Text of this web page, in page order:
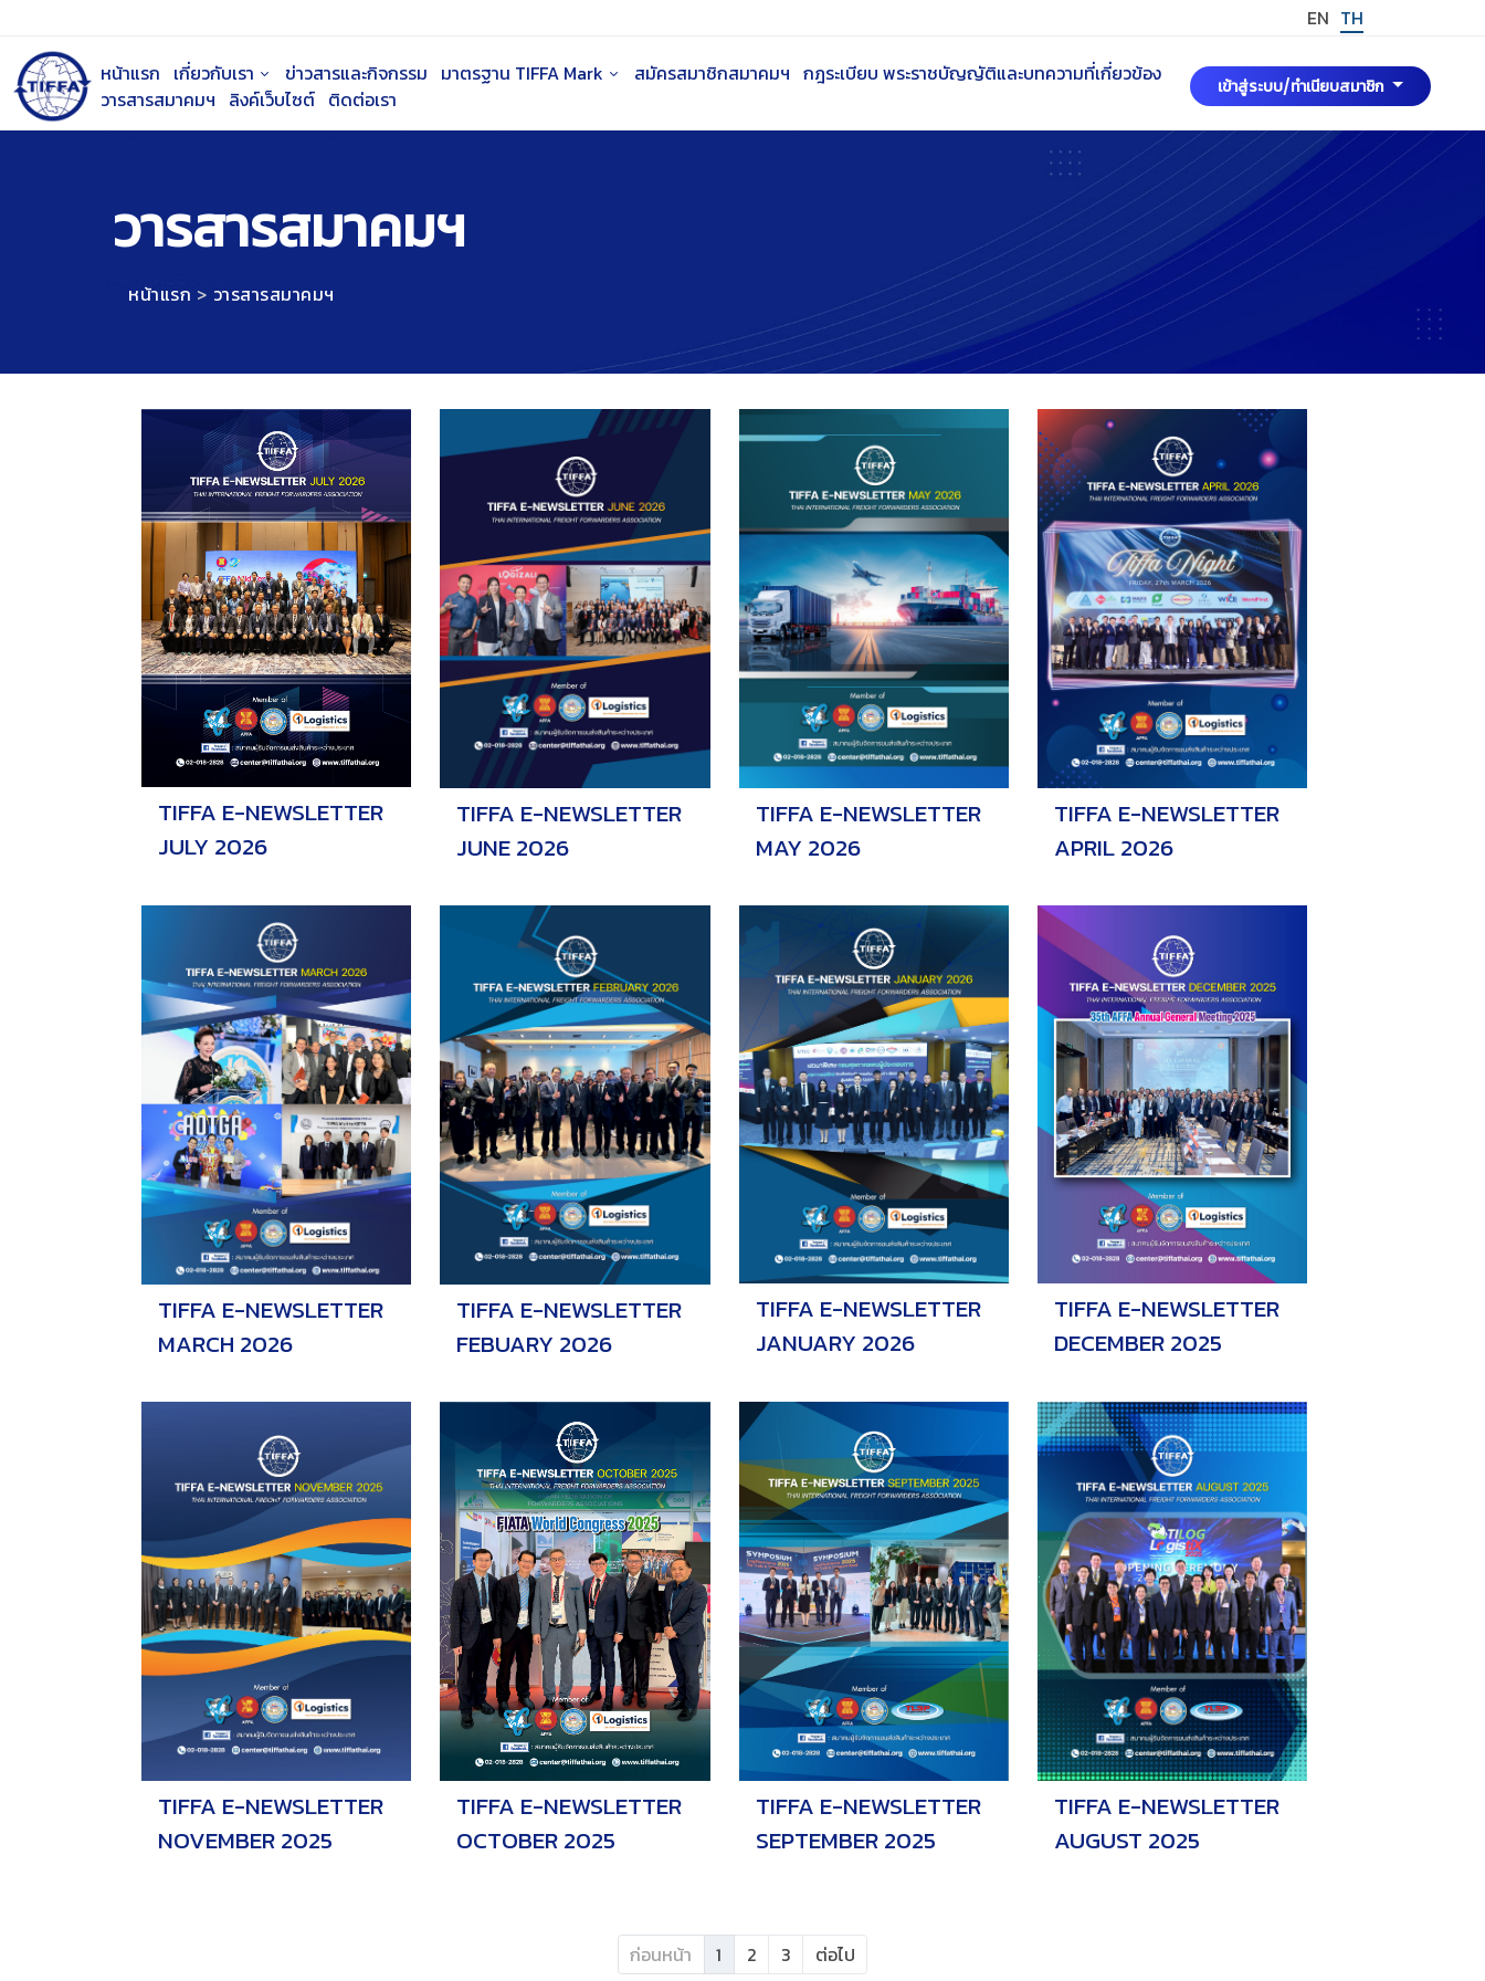
EN TH
หน้าแรก เกี่ยวกับเรา ข่าวสารและกิจกรรม มาตรฐาน TIFFA Mark สมัครสมาชิกสมาคมฯ กฎระเบียบ พระราชบัญญัติและบทความที่เกี่ยวข้อง
วารสารสมาคมฯ ลิงค์เว็บไซต์ ติดต่อเรา เข้าสู่ระบบ/ทำเนียบสมาชิก
วารสารสมาคมฯ
หน้าแรก วารสารสมาคมฯ
TIFFA E-NEWSLETTER
JULY 2026
TIFFA E-NEWSLETTER
JUNE 2026
TIFFA E-NEWSLETTER
MAY 2026
TIFFA E-NEWSLETTER
APRIL 2026
TIFFA E-NEWSLETTER
MARCH 2026
TIFFA E-NEWSLETTER
FEBUARY 2026
TIFFA E-NEWSLETTER
JANUARY 2026
TIFFA E-NEWSLETTER
DECEMBER 2025
TIFFA E-NEWSLETTER
NOVEMBER 2025
TIFFA E-NEWSLETTER
OCTOBER 2025
TIFFA E-NEWSLETTER
SEPTEMBER 2025
TIFFA E-NEWSLETTER
AUGUST 2025
ก่อนหน้า 1 2 3 ต่อไป